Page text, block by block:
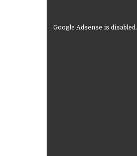
Google Adsense is disabled.